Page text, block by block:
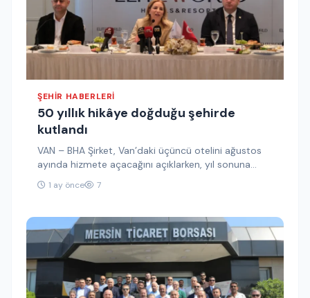
ŞEHIR HABERLERI
50 yıllık hikâye doğduğu şehirde
kutlandı
VAN – BHA Şirket, Van’daki üçüncü otelini ağustos
ayında hizmete açacağını açıklarken, yıl sonuna
kadar 50, 2030 yılına…
1 ay önce 7